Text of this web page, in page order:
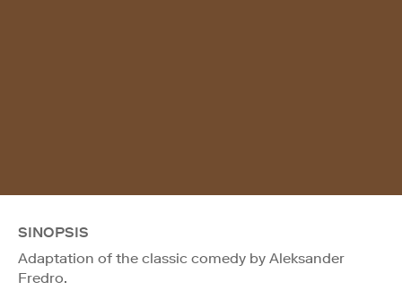
SINOPSIS
Adaptation of the classic comedy by Aleksander
Fredro.